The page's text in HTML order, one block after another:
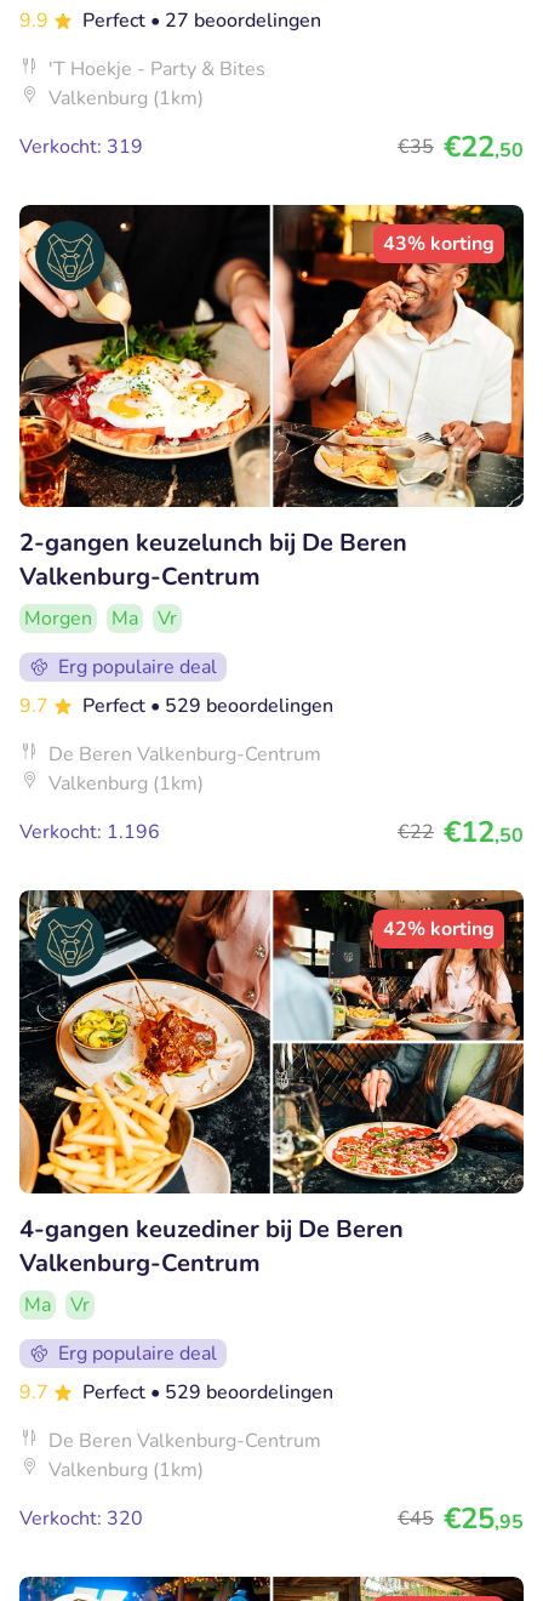
9.9 Perfect • 27 beoordelingen
'T Hoekje - Party & Bites
Valkenburg (1km)
Verkocht: 319
€35 €22,50
43% korting
2-gangen keuzelunch bij De Beren
Valkenburg-Centrum
Morgen Ma
Vr
Erg populaire deal
9.7
Perfect • 529 beoordelingen
De Beren Valkenburg-Centrum
Valkenburg (1km)
Verkocht: 1.196
€22 €12,50
42% korting
4-gangen keuzediner bij De Beren
Valkenburg-Centrum
Ma
Vr
Erg populaire deal
9.7
Perfect • 529 beoordelingen
De Beren Valkenburg-Centrum
Valkenburg (1km)
Verkocht: 320
€45 €25,95